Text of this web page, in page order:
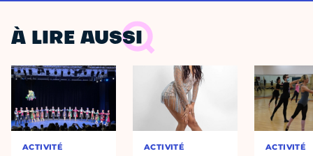
À LIRE AUSSI
ACTIVITÉ ACTIVITÉ ACTIVITÉ